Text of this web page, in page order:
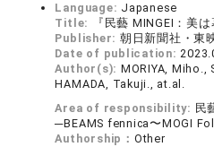
Language: Japanese
Title:
『民藝 MINGEI：美
Publisher: 朝日新聞社・東
Date of publication:
Author(s): MORIYA, Miho.,
HAMADA, Takuji., at.al.
Area of responsibility: 民
─BEAMS fennica〜MOGI
Authorship： Other